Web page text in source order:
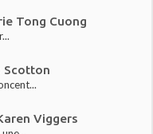
Tong Cuong
Scotton
Viggers